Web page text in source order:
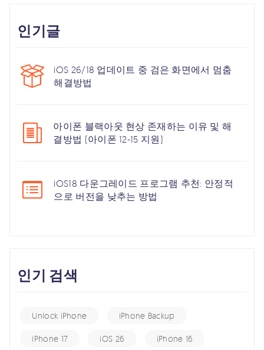
인기글
iOS 26/18 업데이트 중 검은 화면에서 멈춤
해결방법
아이폰 블랙아웃 현상 존재하는 이유 및 해
결방법 (아이폰 12-15 지원)
iOS18 다운그레이드 프로그램 추천: 안정적
으로 버전을 낮추는 방법
인기 검색
Unlock iPhone iPhone Backup
iPhone 17 iOS 26 iPhone 16